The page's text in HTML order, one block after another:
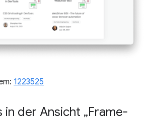
1223525
in der Ansicht „Frame-